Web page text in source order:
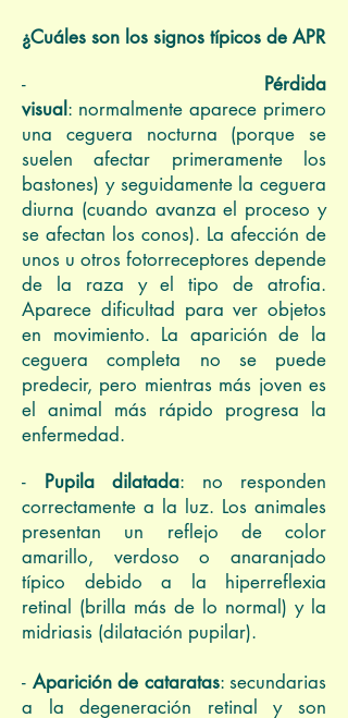
¿Cuáles son los signos típicos de APR
- Pérdida
visual : normalmente aparece primero
una ceguera nocturna (porque se
suelen afectar primeramente los
bastones) y seguidamente la ceguera
diurna (cuando avanza el proceso y
se afectan los conos). La afección de
unos u otros fotorreceptores depende
de la raza y el tipo de atrofia.
Aparece dificultad para ver objetos
en movimiento. La aparición de la
ceguera completa no se puede
predecir, pero mientras más joven es
el animal más rápido progresa la
enfermedad.
- Pupila dilatada: no responden
correctamente a la luz. Los animales
presentan un reflejo de color
amarillo, verdoso o anaranjado
típico debido a la hiperreflexia
retinal (brilla más de lo normal) y la
midriasis (dilatación pupilar).
- Aparición de cataratas: secundarias
a la degeneración retinal y son